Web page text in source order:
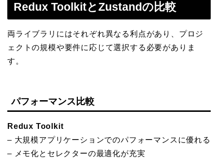
Redux ToolkitとZustandの比較
両ライブラリにはそれぞれ異なる利点があり、プロジ
ェクトの規模や要件に応じて選択する必要がありま
す。
パフォーマンス比較
Redux Toolkit
– 大規模アプリケーションでのパフォーマンスに優れる
– メモ化とセレクターの最適化が充実